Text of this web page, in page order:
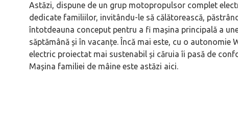
Astăzi, dispune de un grup motopropulsor complet
dedicate familiilor, invitându-le să călătorească,
întotdeauna conceput pentru a fi mașina principală a
săptămână și în vacanțe. Încă mai este, cu o autonomie
electric proiectat mai sustenabil și căruia îi pasă de
Mașina familiei de mâine este astăzi aici.